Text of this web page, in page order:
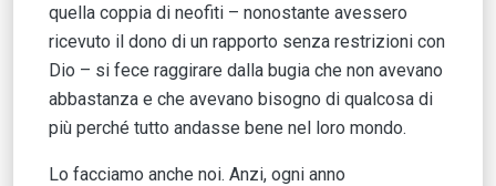
quella coppia di neofiti – nonostante avessero
ricevuto il dono di un rapporto senza restrizioni con
Dio – si fece raggirare dalla bugia che non avevano
abbastanza e che avevano bisogno di qualcosa di
più perché tutto andasse bene nel loro mondo.
Lo facciamo anche noi. Anzi, ogni anno